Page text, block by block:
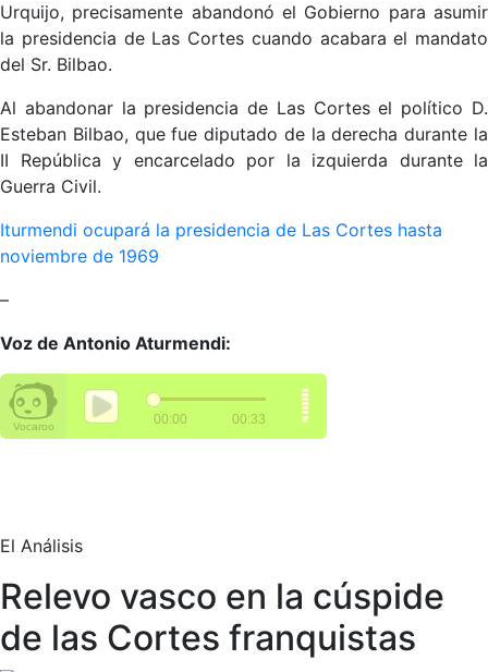
Urquijo, precisamente abandonó el Gobierno para asumir
la presidencia de Las Cortes cuando acabara el mandato
del Sr. Bilbao.
Al abandonar la presidencia de Las Cortes el político D.
Esteban Bilbao, que fue diputado de la derecha durante la
II República y encarcelado por la izquierda durante la
Guerra Civil.
Iturmendi ocupará la presidencia de Las Cortes hasta
noviembre de 1969
–
Voz de Antonio Aturmendi:
El Análisis
Relevo vasco en la cúspide
de las Cortes franquistas